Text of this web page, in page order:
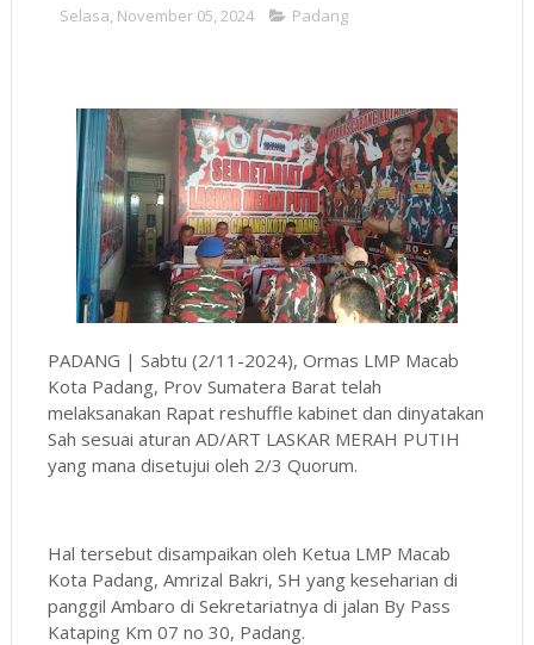
Selasa, November 05, 2024 Padang
PADANG | Sabtu (2/11-2024), Ormas LMP Macab
Kota Padang, Prov Sumatera Barat telah
melaksanakan Rapat reshuffle kabinet dan dinyatakan
Sah sesuai aturan AD/ART LASKAR MERAH PUTIH
yang mana disetujui oleh 2/3 Quorum.
Hal tersebut disampaikan oleh Ketua LMP Macab
Kota Padang, Amrizal Bakri, SH yang keseharian di
panggil Ambaro di Sekretariatnya di jalan By Pass
Kataping Km 07 no 30, Padang.